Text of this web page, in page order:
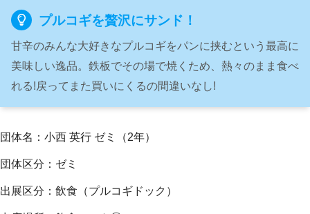
プルコギを贅沢にサンド！
甘辛のみんな大好きなプルコギをパンに挟むという最高に
美味しい逸品。鉄板でその場で焼くため、熱々のまま食べ
れる!戻ってまた買いにくるの間違いなし!
団体名：小西 英行 ゼミ（2年）
団体区分：ゼミ
出展区分：飲食（プルコギドック）